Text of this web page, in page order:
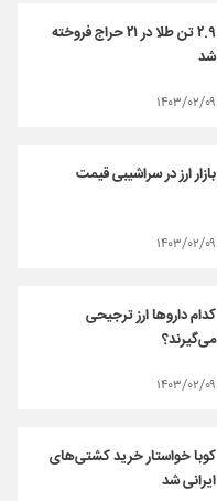
۲.۹ تن طلا در ۲۱ حراج فروخته
شد
۱۴۰۳/۰۲/۰۹
بازار ارز در سراشیبی قیمت
۱۴۰۳/۰۲/۰۹
کدام داروها ارز ترجیحی
می‌گیرند؟
۱۴۰۳/۰۲/۰۹
کوبا خواستار خرید کشتی‌های
ایرانی شد